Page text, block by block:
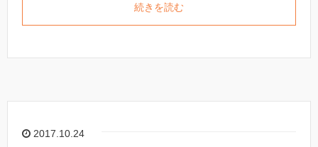
続きを読む
2017.10.24